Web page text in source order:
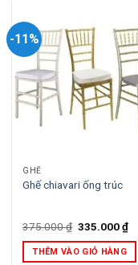
-11%
GHẾ
Ghế chiavari ống trúc
375.000₫ Giá
là:
375.000 ₫.
335.000₫Giá
tại
THÊM VÀO GIỎ HÀNG